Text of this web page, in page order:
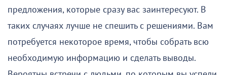
предложения, которые сразу вас заинтересуют. В
таких случаях лучше не спешить с решениями. Вам
потребуется некоторое время, чтобы собрать всю
необходимую информацию и сделать выводы.